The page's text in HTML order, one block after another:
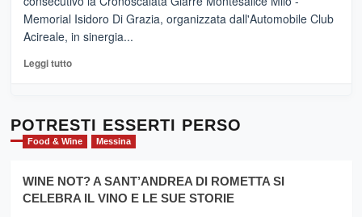
medievali
adesso
Pasta
–
Sicilia
l’
evento
per
la
filiera
Memorial Isidoro Di Grazia, organizzata dall'Automobile Club
Acireale, in sinergia...
Leggi tuttoLeggi
Cronoscalata
Giarre
Montesalice
per
il
POTRESTI ESSERTI PERSO
Food & Wine Messina
WINE NOT? A SANT’ANDREA DI ROMETTA SI
CELEBRA IL VINO E LE SUE STORIE